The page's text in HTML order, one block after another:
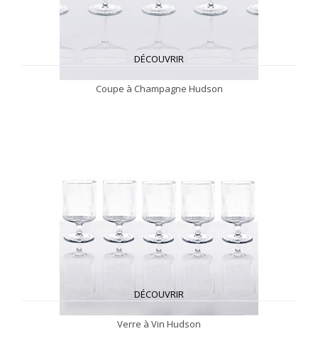
DÉCOUVRIR
Coupe à Champagne Hudson
DÉCOUVRIR
Verre à Vin Hudson